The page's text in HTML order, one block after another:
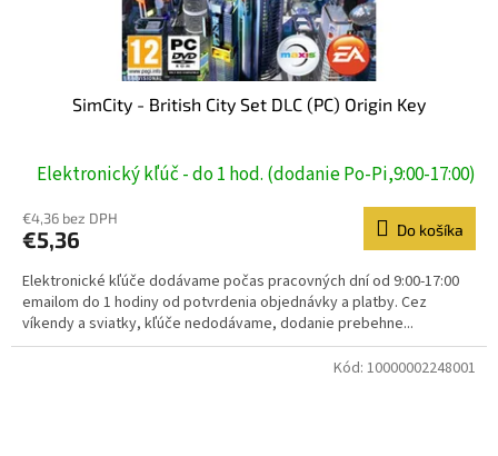
SimCity - British City Set DLC (PC) Origin Key
Elektronický kľúč - do 1 hod. (dodanie Po-Pi,9:00-17:00)
€4,36 bez DPH
€5,36 Do košíka
Elektronické kľúče dodávame počas pracovných dní od 9:00-17:00
emailom do 1 hodiny od potvrdenia objednávky a platby. Cez
víkendy a sviatky, kľúče nedodávame, dodanie prebehne...
Kód: 10000002248001